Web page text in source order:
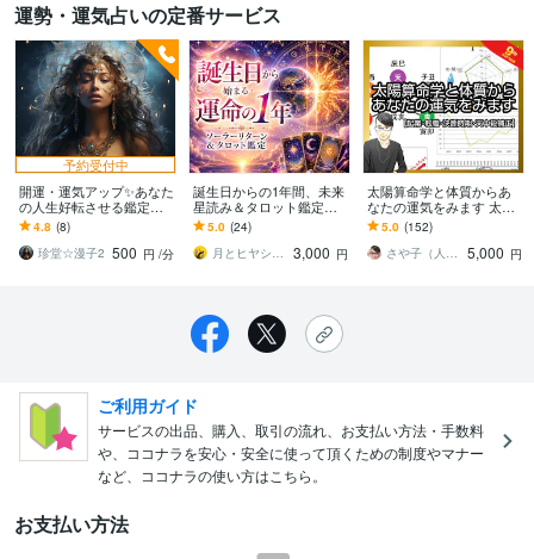
運勢・運気占いの定番サービス
予約受付中
開運・運気アップ✨あなた
の人生好転させる鑑定し
ます 本気で人生を変えた
い！変わりたい！その思
いを現実に
4.8 (8)
珍堂☆漫子2 500 円 /分
誕生日からの1年間、未来
星読み＆タロット鑑定し
ます 気になる悩みを念入
りに or まんべんなく運気
を視るのもOK
5.0 (24)
月とヒヤシンス★彡現実型 癒し系占い師
3,000 円
太陽算命学と体質からあ
なたの運気をみます 太陽
黒点から5〜10年の未来を
読み解く【天中殺補正】
5.0 (152)
さや子（人左綾星）
5,000 円
ご利用ガイド
サービスの出品、購入、取引の流れ、お支払い方法・手数料
や、ココナラを安心・安全に使って頂くための制度やマナー
など、ココナラの使い方はこちら。
お支払い方法